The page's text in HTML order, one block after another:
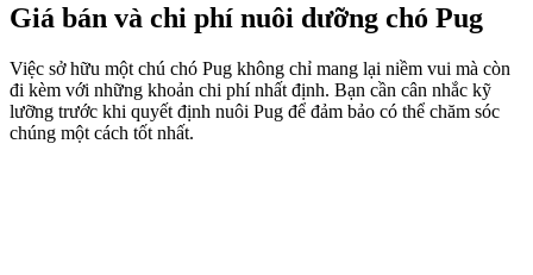
Giá bán và chi phí nuôi dưỡng chó Pug
Việc sở hữu một chú chó Pug không chỉ mang lại niềm vui mà còn
đi kèm với những khoản chi phí nhất định. Bạn cần cân nhắc kỹ
lưỡng trước khi quyết định nuôi Pug để đảm bảo có thể chăm sóc
chúng một cách tốt nhất.